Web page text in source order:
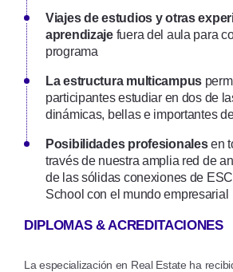
Viajes de estudios y otras
aprendizajefuera del aula para
programa
La estructura multicampus
participantes estudiar en dos de
dinámicas, bellas e importantes
Posibilidades profesionalesen
través de nuestra amplia red de
de las sólidas conexiones de
School con el mundo empresarial
DIPLOMAS & ACREDITACIONES
La especialización en Real Estate ha